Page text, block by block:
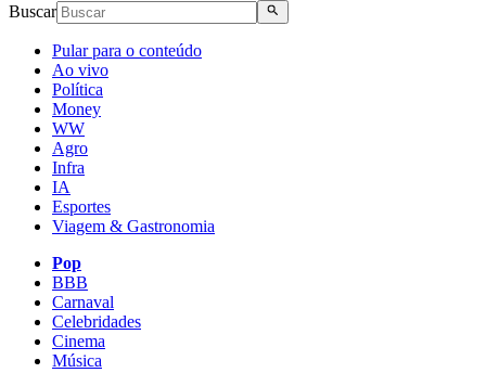
Buscar
Pular para o conteúdo
Ao vivo
Política
Money
WW
Agro
Infra
IA
Esportes
Viagem & Gastronomia
Pop
BBB
Carnaval
Celebridades
Cinema
Música